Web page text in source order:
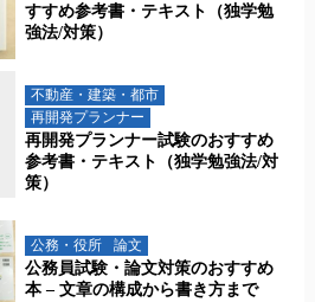
すすめ参考書・テキスト（独学勉
強法/対策）
不動産・建築・都市
再開発プランナー
再開発プランナー試験のおすすめ
参考書・テキスト（独学勉強法/対
策）
公務・役所 論文
公務員試験・論文対策のおすすめ
本 – 文章の構成から書き方まで